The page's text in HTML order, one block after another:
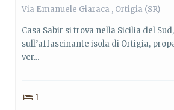
Via Emanuele Giaraca , Ortigia (SR)
Casa Sabir si trova nella Sicilia del
sull’affascinante isola di Ortigia,
ver...
1